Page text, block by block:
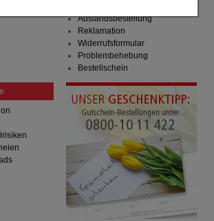
noch ansprechender zu gestalten,
für die Wiedererkennung des
unsere Seite an bevorzugte
(z.B. Spracheinstellung)
Komfort-Cookies ermöglichen es uns
unser Partnerprogramm zu
Hierüber lassen sich
über die Art und Weise der Nutzung
sammeln, mit deren Hilfe wir unsere
für Sie optimieren können, den Inhalt
aber auch die Werbung auf
relevant für Sie zu gestalten.
Sie, dass Daten hierfür teilweise an
Google oder soziale Medien
Auslandsbestellung
Reklamation
Widerrufsformular
Problembehebung
Bestellschein